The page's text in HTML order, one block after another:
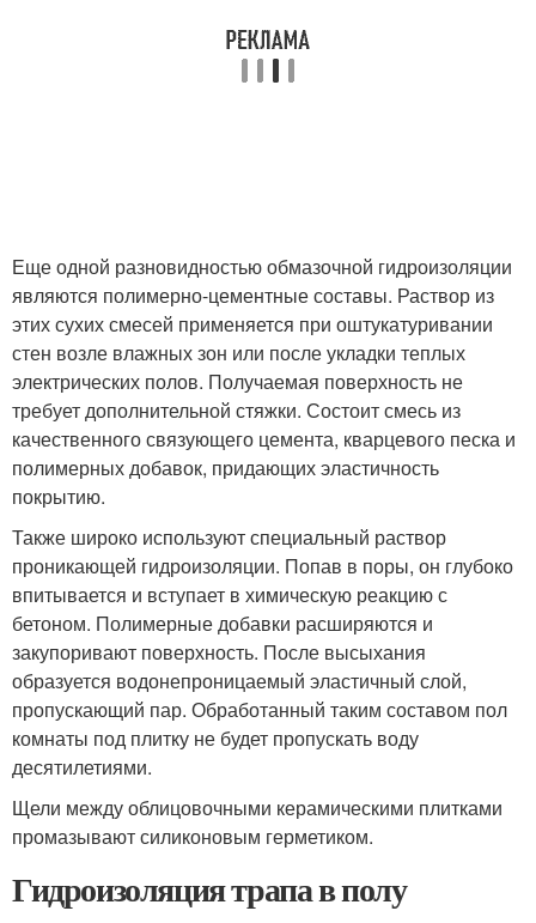
Еще одной разновидностью обмазочной гидроизоляции
являются полимерно-цементные составы. Раствор из
этих сухих смесей применяется при оштукатуривании
стен возле влажных зон или после укладки теплых
электрических полов. Получаемая поверхность не
требует дополнительной стяжки. Состоит смесь из
качественного связующего цемента, кварцевого песка и
полимерных добавок, придающих эластичность
покрытию.
Также широко используют специальный раствор
проникающей гидроизоляции. Попав в поры, он глубоко
впитывается и вступает в химическую реакцию с
бетоном. Полимерные добавки расширяются и
закупоривают поверхность. После высыхания
образуется водонепроницаемый эластичный слой,
пропускающий пар. Обработанный таким составом пол
комнаты под плитку не будет пропускать воду
десятилетиями.
Щели между облицовочными керамическими плитками
промазывают силиконовым герметиком.
Гидроизоляция трапа в полу